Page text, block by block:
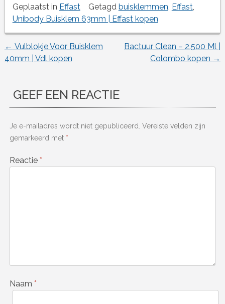
Geplaatst in Effast Getagd buisklemmen Effast,
Unibody Buisklem 63mm | Effast kopen
Berichtnavigatie
← Vulblokje Voor Buisklem
40mm | Vdl kopen
Bactuur Clean – 2.500 Ml |
Colombo kopen →
GEEF EEN REACTIE
Je e-mailadres wordt niet gepubliceerd. Vereiste velden zijn
gemarkeerd met *
Reactie *
Naam *